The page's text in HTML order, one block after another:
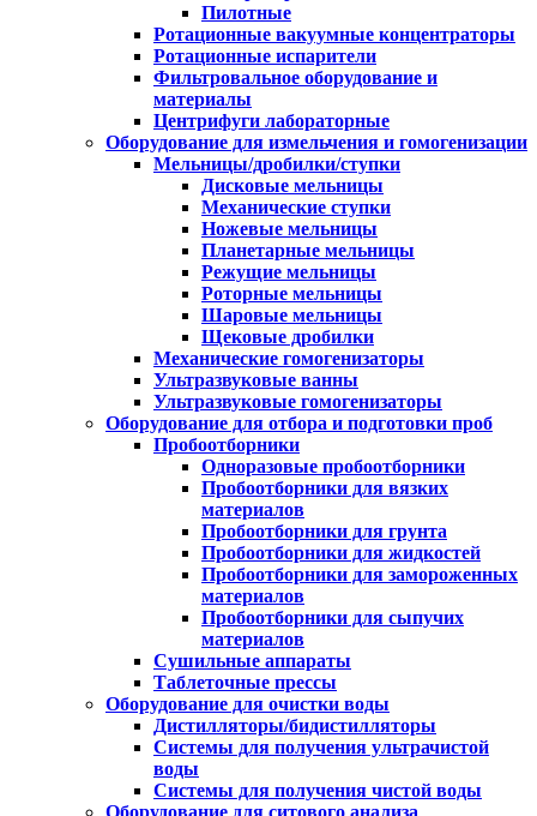
Пилотные
Ротационные вакуумные концентраторы
Ротационные испарители
Фильтровальное оборудование и
материалы
Центрифуги лабораторные
Оборудование для измельчения и гомогенизации
Мельницы/дробилки/ступки
Дисковые мельницы
Механические ступки
Ножевые мельницы
Планетарные мельницы
Режущие мельницы
Роторные мельницы
Шаровые мельницы
Щековые дробилки
Механические гомогенизаторы
Ультразвуковые ванны
Ультразвуковые гомогенизаторы
Оборудование для отбора и подготовки проб
Пробоотборники
Одноразовые пробоотборники
Пробоотборники для вязких
материалов
Пробоотборники для грунта
Пробоотборники для жидкостей
Пробоотборники для замороженных
материалов
Пробоотборники для сыпучих
материалов
Сушильные аппараты
Таблеточные прессы
Оборудование для очистки воды
Дистилляторы/бидистилляторы
Системы для получения ультрачистой
воды
Системы для получения чистой воды
Оборудование для ситового анализа